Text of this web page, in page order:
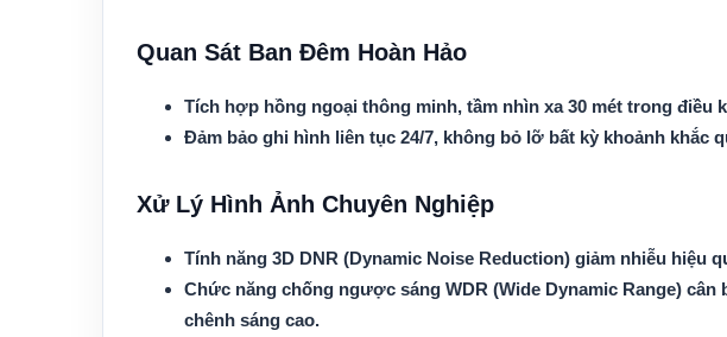
Quan Sát Ban Đêm Hoàn Hảo
Tích hợp hồng ngoại thông minh, tầm nhìn xa 30 mét trong điều
Đảm bảo ghi hình liên tục 24/7, không bỏ lỡ bất kỳ khoảnh khắc
Xử Lý Hình Ảnh Chuyên Nghiệp
Tính năng 3D DNR (Dynamic Noise Reduction) giảm nhiễu hiệu
Chức năng chống ngược sáng WDR (Wide Dynamic Range)
chênh sáng cao.